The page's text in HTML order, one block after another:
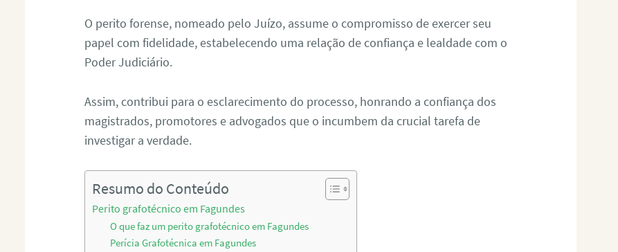
O perito forense, nomeado pelo Juízo, assume o compromisso de exercer seu
papel com fidelidade, estabelecendo uma relação de confiança e lealdade com o
Poder Judiciário.
Assim, contribui para o esclarecimento do processo, honrando a confiança dos
magistrados, promotores e advogados que o incumbem da crucial tarefa de
investigar a verdade.
Resumo do Conteúdo
Perito grafotécnico em Fagundes
O que faz um perito grafotécnico em Fagundes
Perícia Grafotécnica em Fagundes